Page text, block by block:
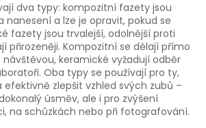
dva typy: kompozitní fazety jsou
nanesení a lze je opravit, pokud se
fazetyjsou trvalejší, odolnější proti
přirozeněji. Kompozitní se dělají přímo
keramické vyžadují odběr
Oba typy se používají pro ty,
zlepšit vzhled svých zubů –
úsměv, ale i pro zvýšení
na schůzkách nebo při fotografování.